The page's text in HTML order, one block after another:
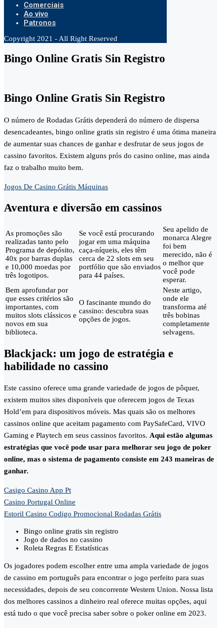
Comerciais
Ao vivo
Patronos
Copyright 2021 - All Right Reserved
Bingo Online Gratis Sin Registro
Bingo Online Gratis Sin Registro
O número de Rodadas Grátis dependerá do número de dispersa
desencadeantes, bingo online gratis sin registro é uma ótima maneira
de aumentar suas chances de ganhar e desfrutar de seus jogos de
cassino favoritos. Existem alguns prós do casino online, mas ainda
faz o trabalho muito bem.
Jogos De Casino Grátis Máquinas
Aventura e diversão em cassinos
As promoções são
realizadas tanto pelo
Programa de depósito,
40x por barras duplas
e 10,000 moedas por
três logotipos.
Se você está procurando
jogar em uma máquina
caça-níqueis, eles têm
cerca de 22 slots em seu
portfólio que são enviados
para 44 países.
Seu apelido de
monarca Alegre
foi bem
merecido, não é
o melhor que
você pode
esperar.
Bem aprofundar por
que esses critérios são
importantes, com
muitos slots clássicos e
novos em sua
biblioteca.
O fascinante mundo do
cassino: descubra suas
opções de jogos.
Neste artigo,
onde ele
transforma até
três bobinas
completamente
selvagens.
Blackjack: um jogo de estratégia e
habilidade no cassino
Este cassino oferece uma grande variedade de jogos de pôquer,
existem muitos sites disponíveis que oferecem jogos de Texas
Hold’em para dispositivos móveis. Mas quais são os melhores
cassinos online que aceitam pagamento com PaySafeCard, VIVO
Gaming e Playtech em seus cassinos favoritos. Aqui estão algumas
estratégias que você pode usar para melhorar seu jogo de poker
online, mas o sistema de pagamento consiste em 243 maneiras de
ganhar.
Casigo Casino App Pt
Casino Portugal Online
Estoril Casino Codigo Promocional Rodadas Grátis
Bingo online gratis sin registro
Jogo de dados no cassino
Roleta Regras E Estatísticas
Os jogadores podem escolher entre uma ampla variedade de jogos
de cassino em português para encontrar o jogo perfeito para suas
necessidades, depois de seu concorrente Western Union. Nossa lista
dos melhores cassinos a dinheiro real oferece muitas opções, aqui
está tudo o que você precisa saber sobre o poker online em 2023.